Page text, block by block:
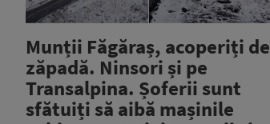
Munții Făgăraș, acoperiți de
zăpadă. Ninsori și pe
Transalpina. Șoferii sunt
sfătuiți să aibă mașinile